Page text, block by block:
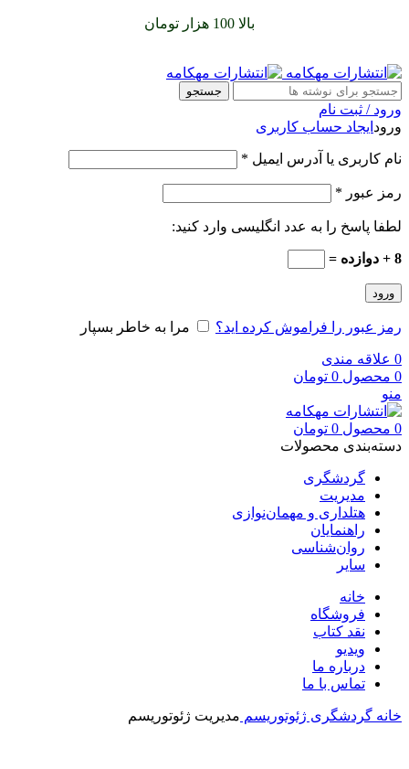
بالا 100 هزار تومان
جستجو
ورود / ثبت نام
ورود ایجاد حساب کاربری
نام کاربری یا آدرس ایمیل *
رمز عبور *
لطفا پاسخ را به عدد انگلیسی وارد کنید:
8 + دوازده =
ورود
رمز عبور را فراموش کرده اید؟ مرا به خاطر بسپار
0 علاقه مندی
0 محصول 0 تومان
منو
0 محصول 0 تومان
دسته‌بندی محصولات
گردشگری
مدیریت
هتلداری و مهمان‌نوازی
راهنمایان
روان‌شناسی
سایر
خانه
فروشگاه
نقد کتاب
ویدیو
درباره‌ ما
تماس با ما
خانه گردشگری ژئوتوریسم مدیریت ژئوتوریسم